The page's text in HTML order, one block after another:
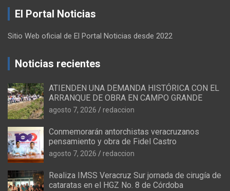
El Portal Noticias
Sitio Web oficial de El Portal Noticias desde 2022
Noticias recientes
ATIENDEN UNA DEMANDA HISTÓRICA CON EL
ARRANQUE DE OBRA EN CAMPO GRANDE
agosto 7, 2026 redaccion
Conmemorarán antorchistas veracruzanos
pensamiento y obra de Fidel Castro
agosto 7, 2026 redaccion
Realiza IMSS Veracruz Sur jornada de cirugía de
cataratas en el HGZ No. 8 de Córdoba